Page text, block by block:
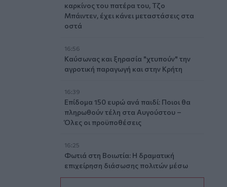
καρκίνος του πατέρα του, Τζο
Μπάιντεν, έχει κάνει μεταστάσεις στα
οστά
16:56
Καύσωνας και ξηρασία "χτυπούν" την
αγροτική παραγωγή και στην Κρήτη
16:39
Επίδομα 150 ευρώ ανά παιδί: Ποιοι θα
πληρωθούν τέλη στα Αυγούστου –
Όλες οι προϋποθέσεις
16:25
Φωτιά στη Βοιωτία: Η δραματική
επιχείρηση διάσωσης πολιτών μέσω
θαλάσσης από την Πυροσβεστική